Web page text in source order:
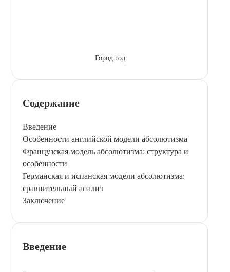
Город год
Содержание
Введение
Особенности английской модели абсолютизма
Французская модель абсолютизма: структура и
особенности
Германская и испанская модели абсолютизма:
сравнительный анализ
Заключение
Введение